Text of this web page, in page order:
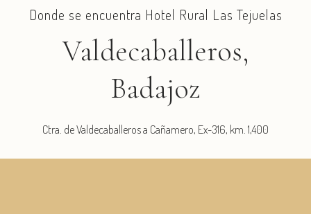
Donde se encuentra Hotel Rural Las Tejuelas
Valdecaballeros,
Badajoz
Ctra. de Valdecaballeros a Cañamero, Ex-316, km. 1,400